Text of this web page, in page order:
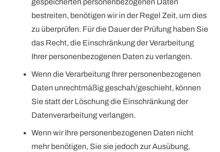
bestreiten, benötigen wir in der Regel Zeit, um dies
zu überprüfen. Für die Dauer der Prüfung haben Sie
das Recht, die Einschränkung der Verarbeitung
Ihrer personenbezogenen Daten zu verlangen.
Wenn die Verarbeitung Ihrer personenbezogenen
Daten unrechtmäßig geschah/geschieht, können
Sie statt der Löschung die Einschränkung der
Datenverarbeitung verlangen.
Wenn wir Ihre personenbezogenen Daten nicht
mehr benötigen, Sie sie jedoch zur Ausübung,